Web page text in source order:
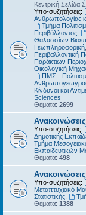
Κεντρική Σελίδα
Υπο-συζητήσεις:
Ανθρωπολογίας
Τμήμα
Περιβάλλοντος
Θαλασσίων
Γεωπληροφορική
Περιβαλλοντική
Παράκτιων
Οικολογική
ΠΜΣ -
Κίνδυνοι και
Sciences
Θέματα: 2699
Υπο-συζητήσεις:
Δημοτικής
Τμήμα
Εκπαιδευτικών
Θέματα: 498
Υπο-συζητήσεις:
Μεταπτυχιακό
Στατιστικής
Θέματα: 1388